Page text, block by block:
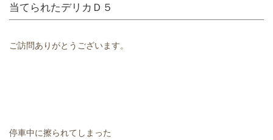
当てられたデリカＤ５
ご訪問ありがとうございます。
停車中に擦られてしまった